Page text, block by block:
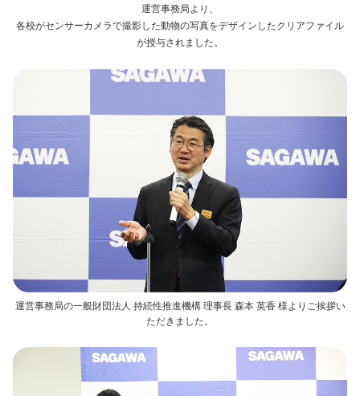
運営事務局より、
各校がセンサーカメラで撮影した動物の写真をデザインしたクリアファイル
が授与されました。
運営事務局の一般財団法人 持続性推進機構 理事長 森本 英香 様よりご挨拶い
ただきました。